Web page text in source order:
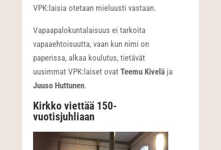
VPK:laisia otetaan mieluusti vastaan.
Vapaapalokuntalaisuus ei tarkoita
vapaaehtoisuutta, vaan kun nimi on
paperissa, alkaa koulutus, tietävät
uusimmat VPK:laiset ovatTeemu Kivelä ja
Juuso Huttunen.
Kirkko viettää 150-
vuotisjuhliaan